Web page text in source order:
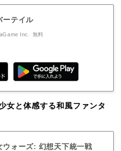
ーテイル
Inc. 無料
女と体感する和風ファンタ
ウォーズ: 幻想天下統一戦